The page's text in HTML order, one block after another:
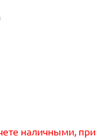
наличными, при